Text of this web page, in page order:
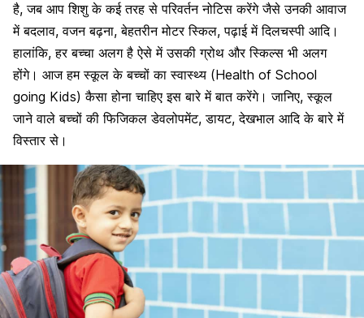
है, जब आप शिशु के कई तरह से परिवर्तन नोटिस करेंगे जैसे उनकी आवाज
में बदलाव, वजन बढ़ना, बेहतरीन मोटर स्किल, पढ़ाई में दिलचस्पी आदि।
हालांकि, हर बच्चा अलग है ऐसे में उसकी ग्रोथ और स्किल्स भी अलग
होंगे। आज हम स्कूल के बच्चों का स्वास्थ्य (Health of School
going Kids) कैसा होना चाहिए इस बारे में बात करेंगे। जानिए, स्कूल
जाने वाले बच्चों की फिजिकल डेवलोपमेंट, डायट, देखभाल आदि के बारे में
विस्तार से।